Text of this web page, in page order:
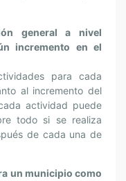
general a nivel
incremento en el
para cada
al incremento del
actividad puede
todo si se realiza
de cada una de
un municipio como